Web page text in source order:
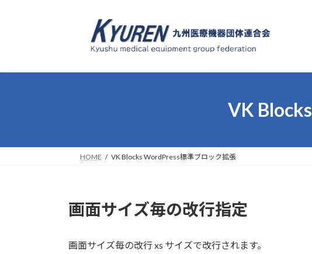
VK
HOME VK Blocks WordPress標準ブロック拡張
画面サイズ毎の改行指定
画面サイズ毎の改行xs サイズで改行されます。